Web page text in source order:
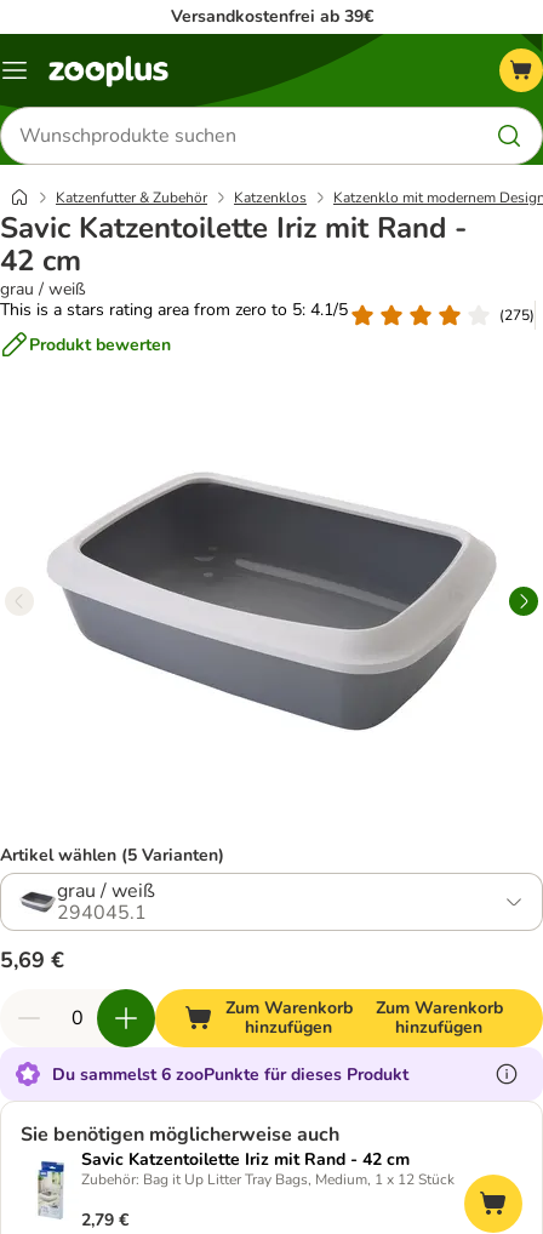
Versandkostenfrei ab 39€
Menü
Produkte
suchen
Katzenfutter & Zubehör Katzenklos Katzenklo mit modernem
Savic Katzentoilette Iriz mit Rand -
42 cm
grau / weiß
This is a stars rating area from zero to 5: 4.1/5
(275)
Produkt bewerten
Artikel wählen (5 Varianten)
grau / weiß
294045.1
5,69 €
Zum Warenkorb
hinzufügen
Zum Warenkorb
hinzufügen
Du sammelst 6 zooPunkte für dieses Produkt
Sie benötigen möglicherweise auch
Savic Katzentoilette Iriz mit Rand - 42 cm
Zubehör: Bag it Up Litter Tray Bags, Medium, 1 x 12 Stück
2,79 €